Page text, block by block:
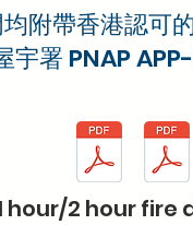
附帶香港認可
宇署 PNAP
hour/2 hour fire